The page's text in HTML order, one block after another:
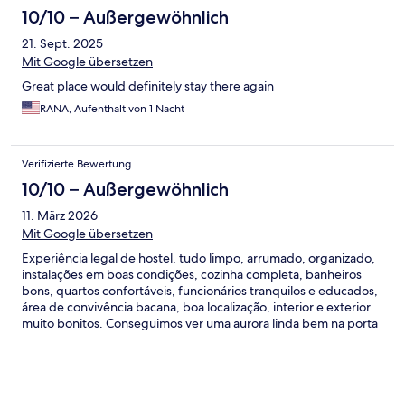
10/10 – Außergewöhnlich
21. Sept. 2025
Mit Google übersetzen
Great place would definitely stay there again
RANA, Aufenthalt von 1 Nacht
Verifizierte Bewertung
10/10 – Außergewöhnlich
11. März 2026
Mit Google übersetzen
Experiência legal de hostel, tudo limpo, arrumado, organizado,
instalações em boas condições, cozinha completa, banheiros
bons, quartos confortáveis, funcionários tranquilos e educados,
área de convivência bacana, boa localização, interior e exterior
muito bonitos. Conseguimos ver uma aurora linda bem na porta